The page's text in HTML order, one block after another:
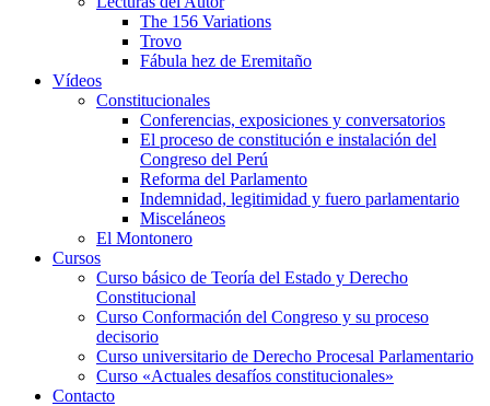
The 156 Variations
Trovo
Fábula hez de Eremitaño
Vídeos
Constitucionales
Conferencias, exposiciones y conversatorios
El proceso de constitución e instalación del
Congreso del Perú
Reforma del Parlamento
Indemnidad, legitimidad y fuero parlamentario
Misceláneos
El Montonero
Cursos
Curso básico de Teoría del Estado y Derecho
Constitucional
Curso Conformación del Congreso y su proceso
decisorio
Curso universitario de Derecho Procesal Parlamentario
Curso «Actuales desafíos constitucionales»
Contacto